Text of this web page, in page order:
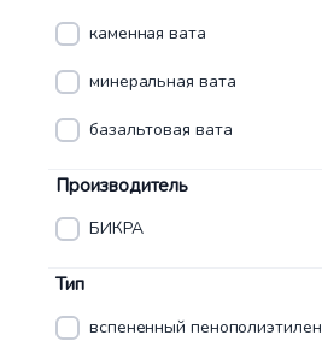
каменная вата
минеральная вата
базальтовая вата
Производитель
БИКРА
Тип
вспененный пенополиэтилен